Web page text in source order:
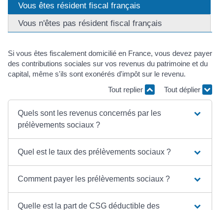
Vous êtes résident fiscal français
Vous n'êtes pas résident fiscal français
Si vous êtes fiscalement domicilié en France, vous devez payer
des contributions sociales sur vos revenus du patrimoine et du
capital, même s'ils sont exonérés d'impôt sur le revenu.
Tout replier
Tout déplier
Quels sont les revenus concernés par les
prélèvements sociaux ?
Quel est le taux des prélèvements sociaux ?
Comment payer les prélèvements sociaux ?
Quelle est la part de CSG déductible des